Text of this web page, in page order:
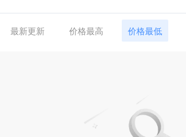
最新更新 价格最高 价格最低